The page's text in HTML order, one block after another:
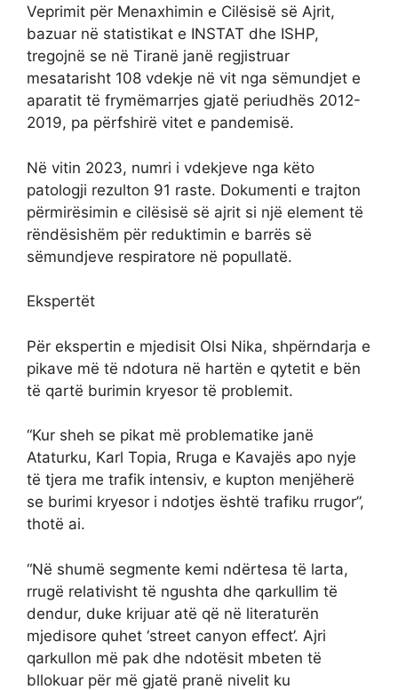
Veprimit për Menaxhimin e Cilësisë së Ajrit,
bazuar në statistikat e INSTAT dhe ISHP,
tregojnë se në Tiranë janë regjistruar
mesatarisht 108 vdekje në vit nga sëmundjet e
aparatit të frymëmarrjes gjatë periudhës 2012-
2019, pa përfshirë vitet e pandemisë.
Në vitin 2023, numri i vdekjeve nga këto
patologji rezulton 91 raste. Dokumenti e trajton
përmirësimin e cilësisë së ajrit si një element të
rëndësishëm për reduktimin e barrës së
sëmundjeve respiratore në popullatë.
Ekspertët
Për ekspertin e mjedisit Olsi Nika, shpërndarja e
pikave më të ndotura në hartën e qytetit e bën
të qartë burimin kryesor të problemit.
“Kur sheh se pikat më problematike janë
Ataturku, Karl Topia, Rruga e Kavajës apo nyje
të tjera me trafik intensiv, e kupton menjëherë
se burimi kryesor i ndotjes është trafiku rrugor”,
thotë ai.
“Në shumë segmente kemi ndërtesa të larta,
rrugë relativisht të ngushta dhe qarkullim të
dendur, duke krijuar atë që në literaturën
mjedisore quhet ‘street canyon effect’. Ajri
qarkullon më pak dhe ndotësit mbeten të
bllokuar për më gjatë pranë nivelit ku